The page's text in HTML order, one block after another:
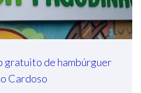
gratuito de hambúrguer
Cardoso